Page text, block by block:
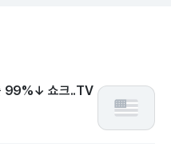
99%↓ 쇼크..TV